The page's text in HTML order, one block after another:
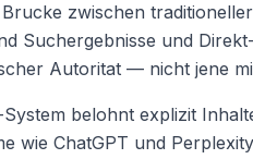
Brucke zwischen
Suchergebnisse und
Autoritat — nicht jene
belohnt explizit
wie ChatGPT und